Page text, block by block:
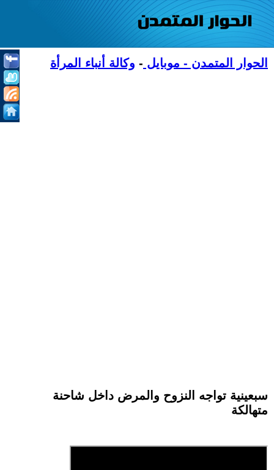
الحوار المتمدن - موبايل - وكالة أنباء المرأة
سبعينية تواجه النزوح والمرض داخل شاحنة
متهالكة